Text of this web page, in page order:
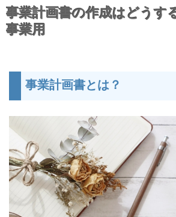
事業計画書の作成はどうす
事業用
事業計画書とは？